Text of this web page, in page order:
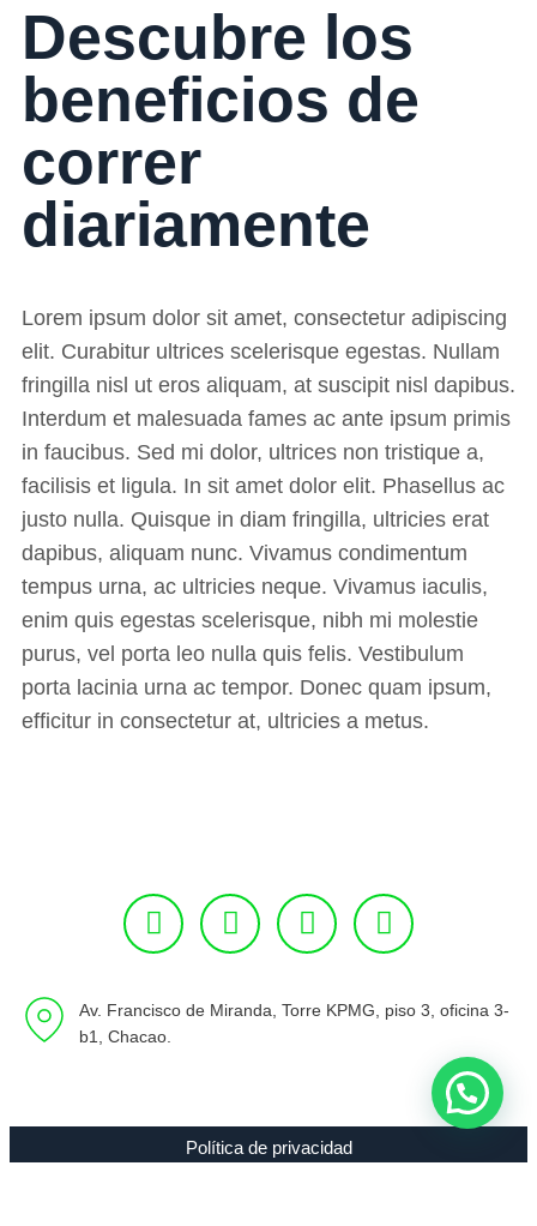
Descubre los
beneficios de
correr
diariamente
Lorem ipsum dolor sit amet, consectetur adipiscing
elit. Curabitur ultrices scelerisque egestas. Nullam
fringilla nisl ut eros aliquam, at suscipit nisl dapibus.
Interdum et malesuada fames ac ante ipsum primis
in faucibus. Sed mi dolor, ultrices non tristique a,
facilisis et ligula. In sit amet dolor elit. Phasellus ac
justo nulla. Quisque in diam fringilla, ultricies erat
dapibus, aliquam nunc. Vivamus condimentum
tempus urna, ac ultricies neque. Vivamus iaculis,
enim quis egestas scelerisque, nibh mi molestie
purus, vel porta leo nulla quis felis. Vestibulum
porta lacinia urna ac tempor. Donec quam ipsum,
efficitur in consectetur at, ultricies a metus.
Av. Francisco de Miranda, Torre KPMG, piso 3, oficina 3-
b1, Chacao.
Política de privacidad